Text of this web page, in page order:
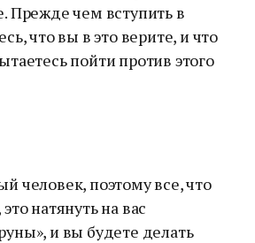
Прежде чем вступить в
что вы в это верите, и что
пойти против этого
человек, поэтому все, что
натянуть на вас
и вы будете делать